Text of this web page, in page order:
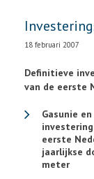
18 februari 2007
Definitieve
van de eerste
Gasunie
eerste
jaarlijkse
meter